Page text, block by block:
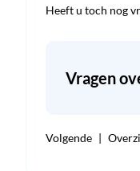
Heeft u toch nog
Vragen
Volgende